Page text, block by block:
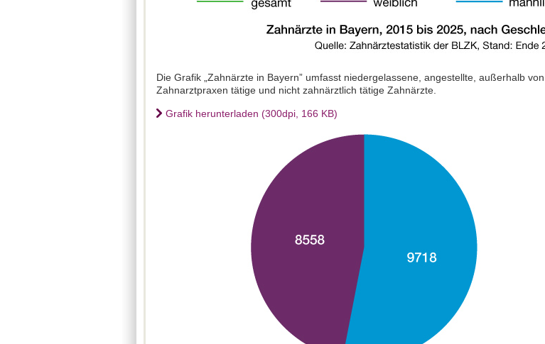
Die Grafik „Zahnärzte in Bayern” umfasst niedergelassene, angestellte, außerhalb von
Zahnarztpraxen tätige und nicht zahnärztlich tätige Zahnärzte.
Grafik herunterladen (300dpi, 166 KB)